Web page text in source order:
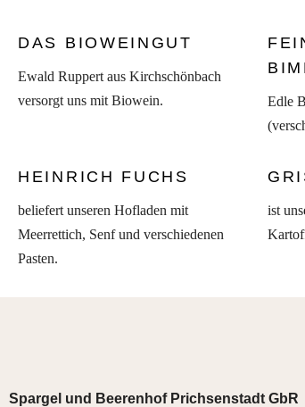
DAS BIOWEINGUT
Ewald Ruppert aus Kirchschönbach
versorgt uns mit Biowein.
Edle
HEINRICH FUCHS
beliefert unseren Hofladen mit
Meerrettich, Senf und verschiedenen
Pasten.
ist
Spargel und Beerenhof Prichsenstadt GbR